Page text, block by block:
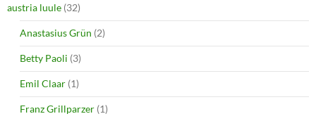
austria luule (32)
Anastasius Grün (2)
Betty Paoli (3)
Emil Claar (1)
Franz Grillparzer (1)